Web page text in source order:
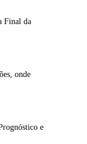
Final da
onde
e